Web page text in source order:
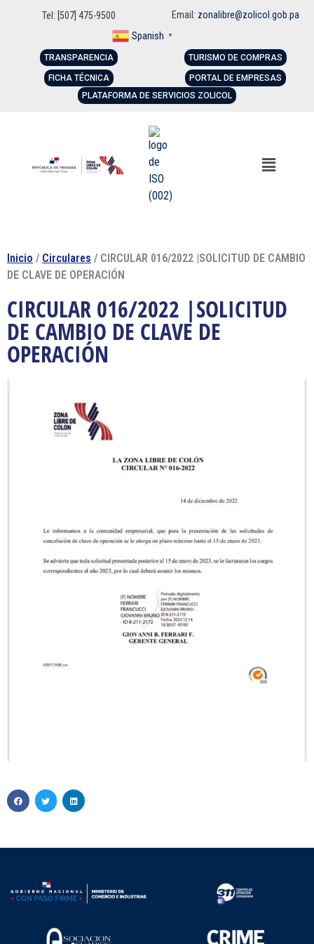
Tel: [507] 475-9500 Email: zonalibre@zolicol.gob.pa
Spanish ▼
TRANSPARENCIA
FICHA TÉCNICA
TURISMO DE COMPRAS
PORTAL DE EMPRESAS
PLATAFORMA DE SERVICIOS ZOLICOL
Inicio / Circulares / CIRCULAR 016/2022 |SOLICITUD DE CAMBIO
DE CLAVE DE OPERACIÓN
CIRCULAR 016/2022 |SOLICITUD
DE CAMBIO DE CLAVE DE
OPERACIÓN